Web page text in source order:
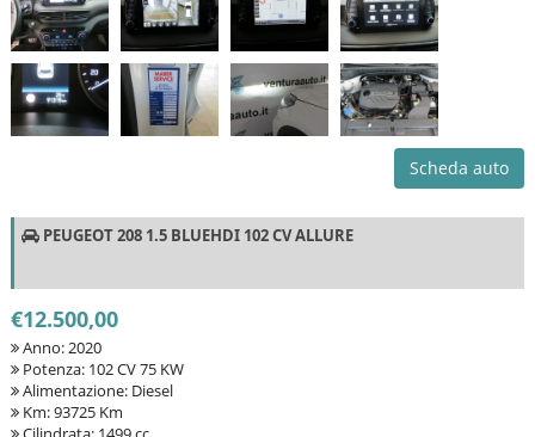
Scheda auto
PEUGEOT 208 1.5 BLUEHDI 102 CV ALLURE
€12.500,00
Anno: 2020
Potenza: 102 CV 75 KW
Alimentazione: Diesel
Km: 93725 Km